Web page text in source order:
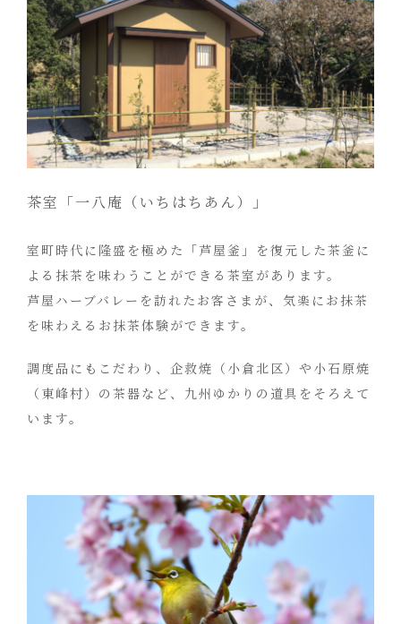
茶室「一八庵（いちはちあん）」
室町時代に隆盛を極めた「芦屋釜」を復元した茶釜に
よる抹茶を味わうことができる茶室があります。
芦屋ハーブバレーを訪れたお客さまが、気楽にお抹茶
を味わえるお抹茶体験ができます。
調度品にもこだわり、企救焼（小倉北区）や小石原焼
（東峰村）の茶器など、九州ゆかりの道具をそろえて
います。